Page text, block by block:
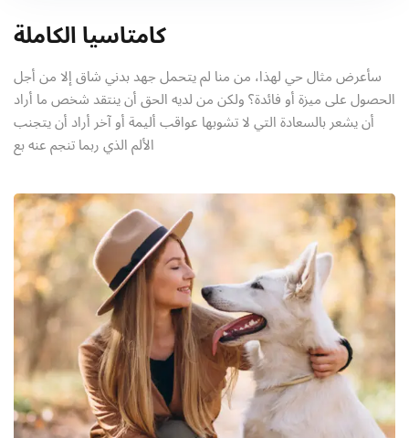
كامتاسيا الكاملة
سأعرض مثال حي لهذا، من منا لم يتحمل جهد بدني شاق إلا من أجل
الحصول على ميزة أو فائدة؟ ولكن من لديه الحق أن ينتقد شخص ما أراد
أن يشعر بالسعادة التي لا تشوبها عواقب أليمة أو آخر أراد أن يتجنب
الألم الذي ربما تنجم عنه بع